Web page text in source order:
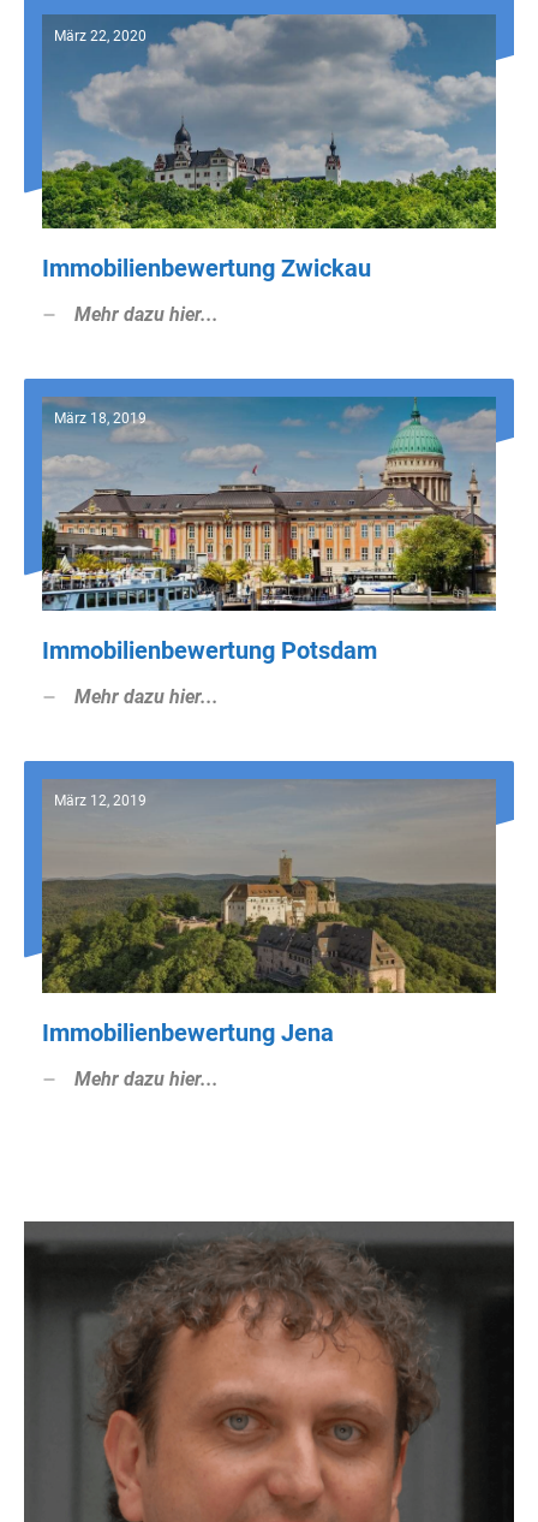
März 22, 2020
Immobilienbewertung Zwickau
Mehr dazu hier...
März 18, 2019
Immobilienbewertung Potsdam
Mehr dazu hier...
März 12, 2019
Immobilienbewertung Jena
Mehr dazu hier...